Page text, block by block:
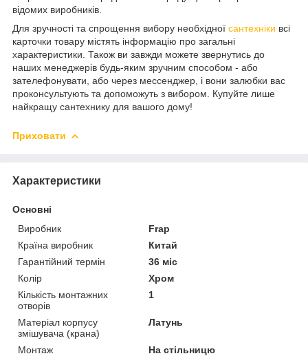
відомих виробників.
Для зручності та спрощення вибору необхідної сантехніки всі
карточки товару містять інформацію про загальні
характеристики. Також ви завжди можете звернутись до
наших менеджерів будь-яким зручним способом - або
зателефонувати, або через мессенджер, і вони залюбки вас
проконсультують та допоможуть з вибором. Купуйте лише
найкращу сантехнику для вашого дому!
Приховати
Характеристики
Основні
Виробник
Frap
Країна виробник
Китай
Гарантійний термін
36 міс
Колір
Хром
Кількість монтажних
отворів
1
Матеріал корпусу
змішувача (крана)
Латунь
Монтаж
На стільницю